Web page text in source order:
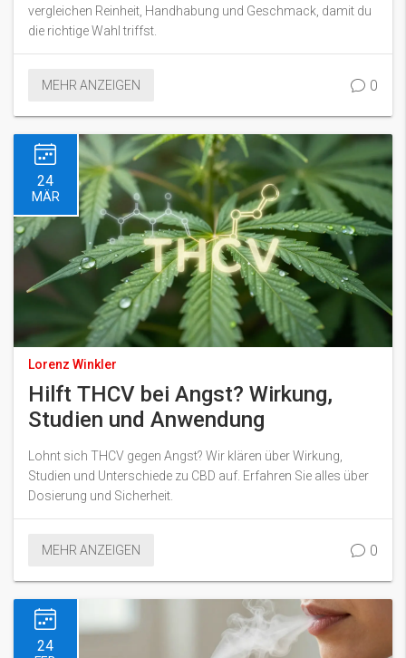
vergleichen Reinheit, Handhabung und Geschmack, damit du
die richtige Wahl triffst.
MEHR ANZEIGEN 0
24
MÄR
Lorenz Winkler
Hilft THCV bei Angst? Wirkung,
Studien und Anwendung
Lohnt sich THCV gegen Angst? Wir klären über Wirkung,
Studien und Unterschiede zu CBD auf. Erfahren Sie alles über
Dosierung und Sicherheit.
MEHR ANZEIGEN 0
24